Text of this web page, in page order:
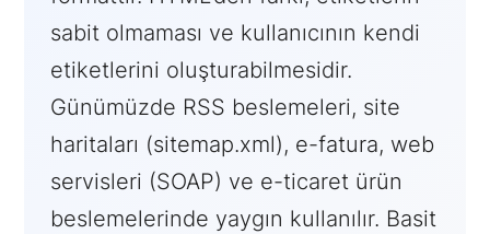
sabit olmaması ve kullanıcının kendi
etiketlerini oluşturabilmesidir.
Günümüzde RSS beslemeleri, site
haritaları (sitemap.xml), e-fatura, web
servisleri (SOAP) ve e-ticaret ürün
beslemelerinde yaygın kullanılır. Basit